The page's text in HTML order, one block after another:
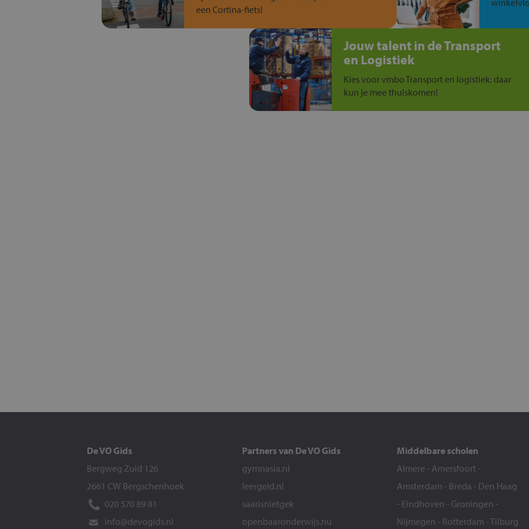
een Cortina-fiets!
Jouw talent in de Transport
en Logistiek
Kies voor vmbo Transport en logistiek: daar
kun je mee thuiskomen!
De VO Gids
Bergweg Zuid 126
2661 CW Bergschenhoek
020 570 89 81
info@devogids.nl
Partners van De VO Gids
gymnasia.nl
leergeld.nl
saarisnietgek
openbaaronderwijs.nu
Middelbare scholen
Almere - Amersfoort -
Amsterdam - Breda - Den Haag
- Eindhoven - Groningen -
Nijmegen - Rotterdam -Tilburg